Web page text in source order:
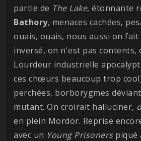
partie de The Lake, étonnante
Bathory, menaces cachées,
ouais, ouais, nous aussi on fait
inversé, on n'est pas contents,
Lourdeur industrielle
ces chœurs beaucoup trop
perchées, borborygmes
mutant. On croirait halluciner,
en plein Mordor. Reprise
avec un Young Prisonerspiqué